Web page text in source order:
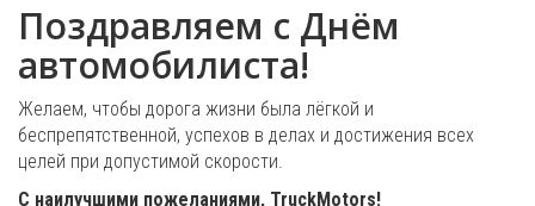
Поздравляем с Днём
автомобилиста!
Желаем, чтобы дорога жизни была лёгкой и
беспрепятственной, успехов в делах и достижения всех
целей при допустимой скорости.
С наилучшими пожеланиями, TruckMotors!